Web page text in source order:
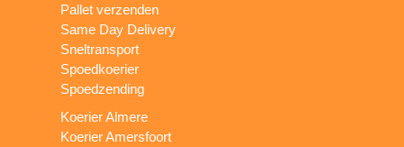
Pallet verzenden
Same Day Delivery
Sneltransport
Spoedkoerier
Spoedzending
Koerier Almere
Koerier Amersfoort